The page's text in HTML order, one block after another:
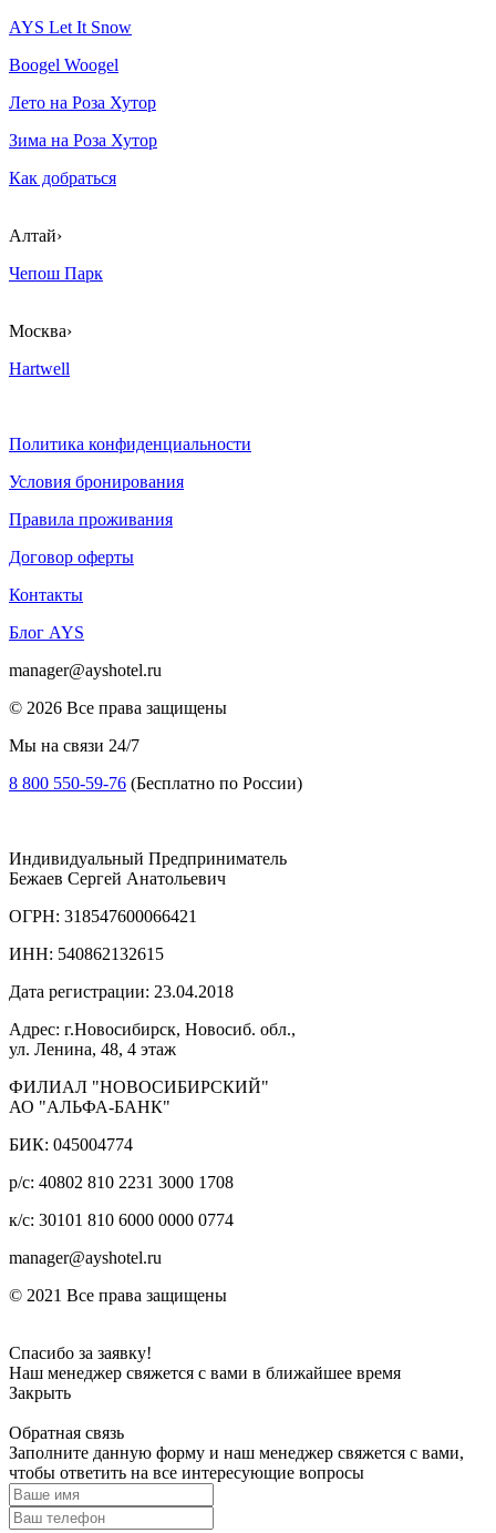
AYS Let It Snow
Boogel Woogel
Лето на Роза Хутор
Зима на Роза Хутор
Как добраться
Алтай›
Чепош Парк
Москва›
Hartwell
Политика конфиденциальности
Условия бронирования
Правила проживания
Договор оферты
Контакты
Блог AYS
manager@ayshotel.ru
© 2026 Все права защищены
Мы на связи 24/7
8 800 550-59-76 (Бесплатно по России)
Индивидуальный Предприниматель
Бежаев Сергей Анатольевич
ОГРН: 318547600066421
ИНН: 540862132615
Дата регистрации: 23.04.2018
Адрес: г.Новосибирск, Новосиб. обл.,
ул. Ленина, 48, 4 этаж
ФИЛИАЛ "НОВОСИБИРСКИЙ"
АО "АЛЬФА-БАНК"
БИК: 045004774
р/с: 40802 810 2231 3000 1708
к/с: 30101 810 6000 0000 0774
manager@ayshotel.ru
© 2021 Все права защищены
Спасибо за заявку!
Наш менеджер свяжется с вами в ближайшее время
Закрыть
Обратная связь
Заполните данную форму и наш менеджер свяжется с вами,
чтобы ответить на все интересующие вопросы